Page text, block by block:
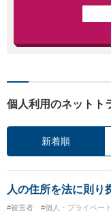
個人利用のネットト
新着順
人の住所を法に則り
#被害者 #個人・プライベート